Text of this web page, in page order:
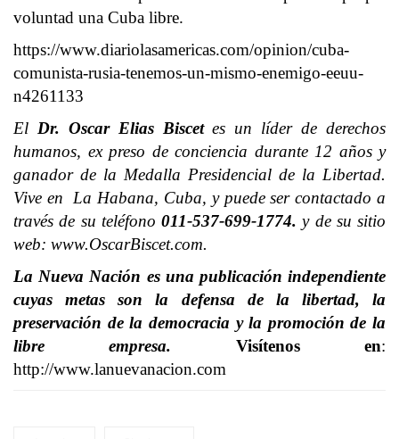
voluntad una Cuba libre.
https://www.diariolasamericas.com/opinion/cuba-
comunista-rusia-tenemos-un-mismo-enemigo-eeuu-
n4261133
El Dr. Oscar Elias Biscetes un líder de derechos
humanos, ex preso de conciencia durante 12 años y
ganador de la Medalla Presidencial de la Libertad.
Vive en La Habana, Cuba, y puede ser contactado a
través de su teléfono 011-537-699-1774. y de su sitio
web: www.OscarBiscet.com.
La Nueva Nación es una publicación independiente
cuyas metas son la defensa de la libertad, la
preservación de la democracia y la promoción de la
libre empresa. Visítenos en:
http://www.lanuevanacion.com